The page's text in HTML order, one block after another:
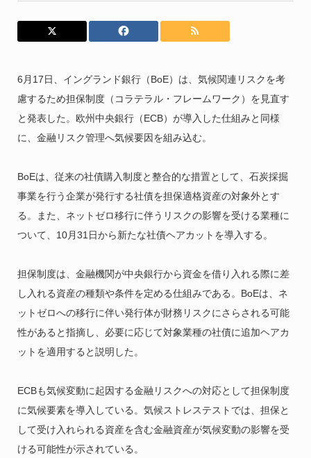
6月17日、イングランド銀行（BoE）は、気候関連リスクを考
慮するため担保制度（コラテラル・フレームワーク）を見直す
と発表した。欧州中央銀行（ECB）が導入した仕組みと同様
に、金融リスク管理へ気候要因を組み込む。
BoEは、従来の社債購入制度と整合的な措置として、石炭採掘
事業を行う企業が発行する社債を担保適格資産の対象外とす
る。また、ネットゼロ移行に伴うリスクの影響を受ける業種に
ついて、10月31日から新たな社債ヘアカットを導入する。
担保制度は、金融機関が中央銀行から資金を借り入れる際に差
し入れる資産の種類や条件を定める仕組みである。BoEは、ネ
ットゼロへの移行に伴い発行体が財務リスクにさらされる可能
性があると指摘し、必要に応じて対象業種の社債に追加ヘアカ
ットを適用すると説明した。
ECBも気候変動に起因する金融リスクへの対応として担保制度
に気候要素を導入している。気候ストレステストでは、担保と
して受け入れられる資産を含む金融資産が気候変動の影響を受
ける可能性が示されている。